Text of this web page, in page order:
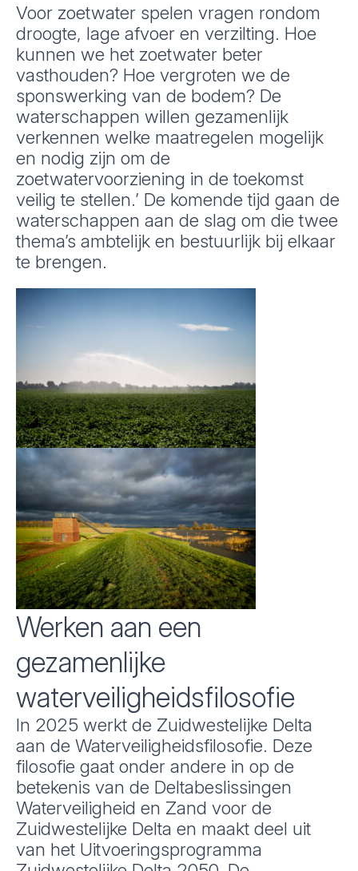
Voor zoetwater spelen vragen rondom
droogte, lage afvoer en verzilting. Hoe
kunnen we het zoetwater beter
vasthouden? Hoe vergroten we de
sponswerking van de bodem? De
waterschappen willen gezamenlijk
verkennen welke maatregelen mogelijk
en nodig zijn om de
zoetwatervoorziening in de toekomst
veilig te stellen.’ De komende tijd gaan de
waterschappen aan de slag om die twee
thema’s ambtelijk en bestuurlijk bij elkaar
te brengen.
Werken aan een
gezamenlijke
waterveiligheidsfilosofie
In 2025 werkt de Zuidwestelijke Delta
aan de Waterveiligheidsfilosofie. Deze
filosofie gaat onder andere in op de
betekenis van de Deltabeslissingen
Waterveiligheid en Zand voor de
Zuidwestelijke Delta en maakt deel uit
van het Uitvoeringsprogramma